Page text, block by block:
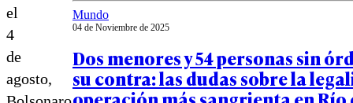
el
4
de
agosto,
Mundo
04 de Noviembre de 2025
Dos menores y 54 personas sin
su contra: las dudas sobre la